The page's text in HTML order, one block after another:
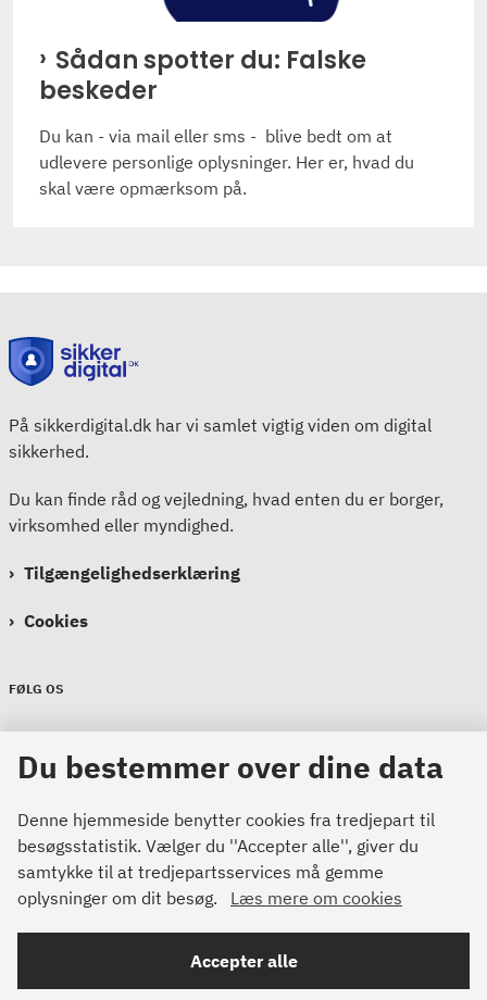
Sådan spotter du: Falske
beskeder
Du kan - via mail eller sms - blive bedt om at
udlevere personlige oplysninger. Her er, hvad du
skal være opmærksom på.
På sikkerdigital.dk har vi samlet vigtig viden om digital
sikkerhed.
Du kan finde råd og vejledning, hvad enten du er borger,
virksomhed eller myndighed.
Tilgængelighedserklæring
Cookies
FØLG OS
Sikkerdigital
Sikkerdigital
Bemærk!
Dette indhold kræver cookies for at blive vist korrekt.
Du bestemmer over dine data
Denne hjemmeside benytter cookies fra tredjepart til
besøgsstatistik. Vælger du ''Accepter alle'', giver du
samtykke til at tredjepartsservices må gemme
oplysninger om dit besøg.
Læs mere om cookies
Accepter alle